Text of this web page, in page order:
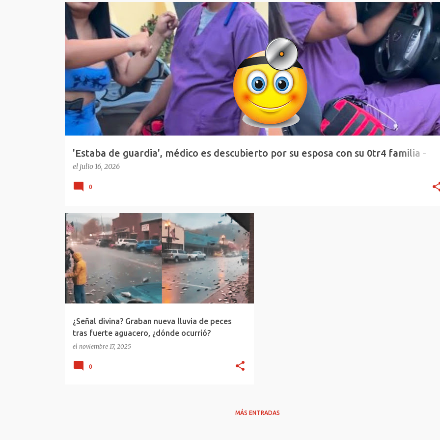
n
t
r
a
d
a
s
'Estaba de guardia', médico es descubierto por su esposa con su 0tr4 familia -
República Dominicana
el julio 16, 2026
REPÚBLICA DOMINICANA VIRAL REDES
0
¿Señal divina? Graban nueva lluvia de peces
tras fuerte aguacero, ¿dónde ocurrió?
el noviembre 17, 2025
ESTADOS UNIDOS GEORGIA LLUVIA DE PECES
0
MÁS ENTRADAS